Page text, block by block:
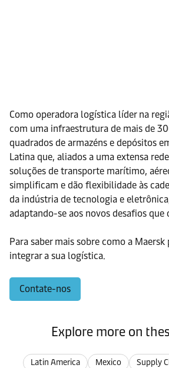
Como operadora logística líder na
com uma infraestrutura de mais de
quadrados de armazéns e depósitos
Latina que, aliados a uma extensa
soluções de transporte marítimo,
simplificam e dão flexibilidade às
da indústria de tecnologia e
adaptando-se aos novos desafios que
Para saber mais sobre como a Maersk
integrar a sua logística.
Contate-nos
Explore more on
Latin America Mexico
Supply